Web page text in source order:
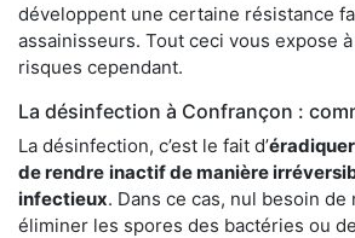
développent une certaine résistance
assainisseurs. Tout ceci vous expose
risques cependant.
La désinfection à Confrançon :
La désinfection, c’est le fait d’
de rendre inactif de manière
infectieux. Dans ce cas, nul besoin
éliminer les spores des bactéries ou